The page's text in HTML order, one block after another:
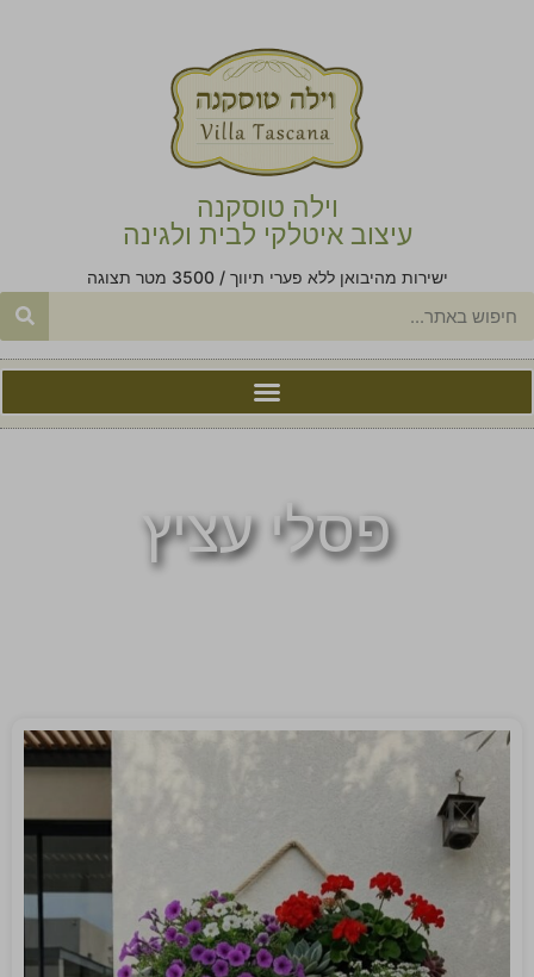
וילה טוסקנה
עיצוב איטלקי לבית ולגינה
ישירות מהיבואן ללא פערי תיווך / 3500 מטר תצוגה
פסלי עציץ